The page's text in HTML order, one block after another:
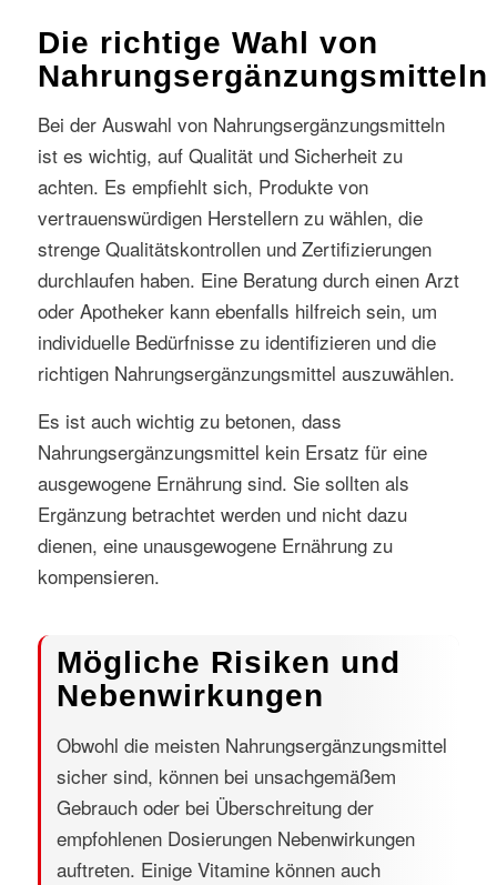
Die richtige Wahl von
Nahrungsergänzungsmitteln
Bei der Auswahl von Nahrungsergänzungsmitteln
ist es wichtig, auf Qualität und Sicherheit zu
achten. Es empfiehlt sich, Produkte von
vertrauenswürdigen Herstellern zu wählen, die
strenge Qualitätskontrollen und Zertifizierungen
durchlaufen haben. Eine Beratung durch einen Arzt
oder Apotheker kann ebenfalls hilfreich sein, um
individuelle Bedürfnisse zu identifizieren und die
richtigen Nahrungsergänzungsmittel auszuwählen.
Es ist auch wichtig zu betonen, dass
Nahrungsergänzungsmittel kein Ersatz für eine
ausgewogene Ernährung sind. Sie sollten als
Ergänzung betrachtet werden und nicht dazu
dienen, eine unausgewogene Ernährung zu
kompensieren.
Mögliche Risiken und
Nebenwirkungen
Obwohl die meisten Nahrungsergänzungsmittel
sicher sind, können bei unsachgemäßem
Gebrauch oder bei Überschreitung der
empfohlenen Dosierungen Nebenwirkungen
auftreten. Einige Vitamine können auch